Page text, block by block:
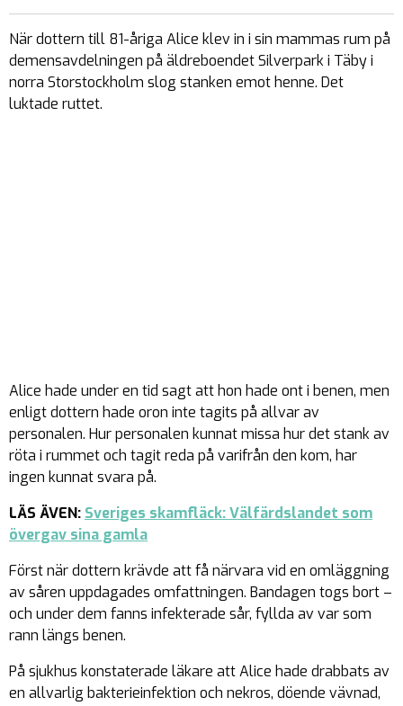
När dottern till 81-åriga Alice klev in i sin mammas rum på
demensavdelningen på äldreboendet Silverpark i Täby i
norra Storstockholm slog stanken emot henne. Det
luktade ruttet.
Alice hade under en tid sagt att hon hade ont i benen, men
enligt dottern hade oron inte tagits på allvar av
personalen. Hur personalen kunnat missa hur det stank av
röta i rummet och tagit reda på varifrån den kom, har
ingen kunnat svara på.
LÄS ÄVEN: Sveriges skamfläck: Välfärdslandet som
övergav sina gamla
Först när dottern krävde att få närvara vid en omläggning
av såren uppdagades omfattningen. Bandagen togs bort –
och under dem fanns infekterade sår, fyllda av var som
rann längs benen.
På sjukhus konstaterade läkare att Alice hade drabbats av
en allvarlig bakterieinfektion och nekros, döende vävnad,